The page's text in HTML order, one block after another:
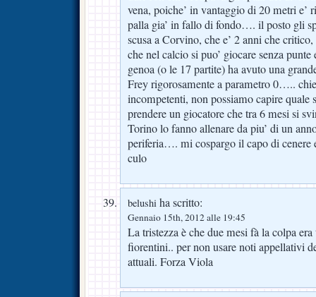
vena, poiche’ in vantaggio di 20 metri e’
palla gia’ in fallo di fondo…. il posto gli
scusa a Corvino, che e’ 2 anni che
che nel calcio si puo’ giocare senza
genoa (o le 17 partite) ha avuto una
Frey rigorosamente a parametro 0…..
incompetenti, non possiamo capire quale
prendere un giocatore che tra 6 mesi si
Torino lo fanno allenare da piu’ di un
periferia…. mi cospargo il capo di cenere
culo
belushi ha scritto:
Gennaio 15th, 2012 alle 19:45
La tristezza è che due mesi fà la colpa
fiorentini.. per non usare noti appellativi
attuali. Forza Viola